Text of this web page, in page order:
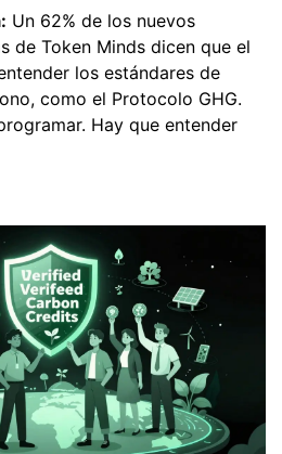
Un 62% de los nuevos
de Token Minds dicen que el
los estándares de
como el Protocolo GHG.
Hay que entender